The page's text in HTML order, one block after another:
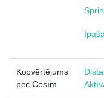
Kopvērtējums
pēc Cēsīm